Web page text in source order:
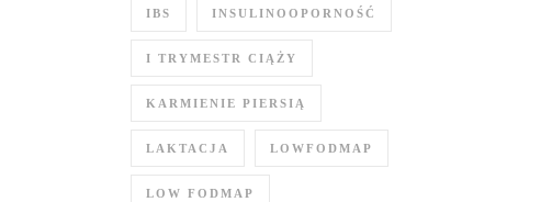
IBS INSULINOOPORNOŚĆ
I TRYMESTR CIĄŻY
KARMIENIE PIERSIĄ
LAKTACJA LOWFODMAP
LOW FODMAP